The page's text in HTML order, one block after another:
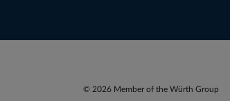
© 2026 Member of the Würth Group